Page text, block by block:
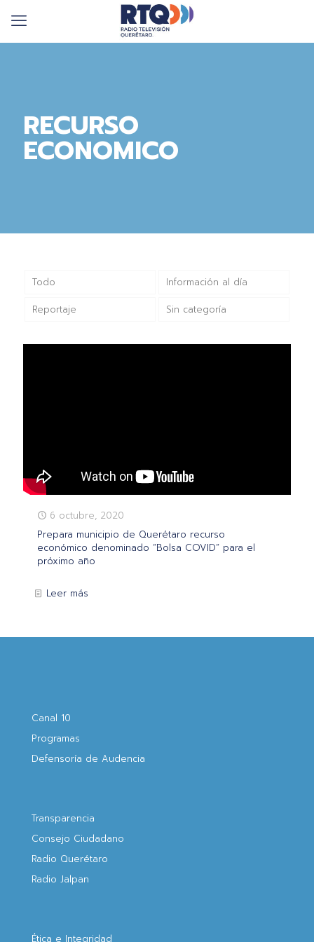
RECURSO
ECONOMICO
Todo Información al día
Reportaje Sin categoría
6 octubre, 2020
Prepara municipio de Querétaro recurso
económico denominado “Bolsa COVID” para el
próximo año
Leer más
Canal 10
Programas
Defensoría de Audencia
Transparencia
Consejo Ciudadano
Radio Querétaro
Radio Jalpan
Ética e Integridad